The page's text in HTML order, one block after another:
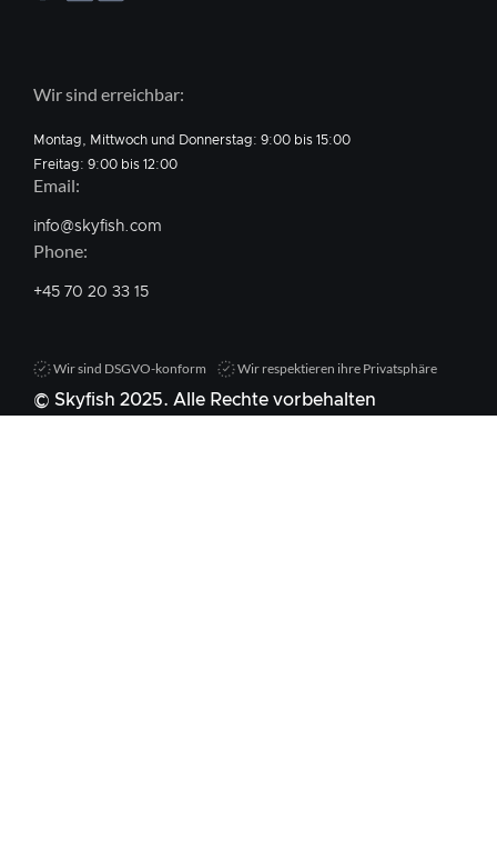
Wir sind erreichbar:
Montag, Mittwoch und Donnerstag: 9:00 bis 15:00
Freitag: 9:00 bis 12:00
Email:
info@skyfish.com
Phone:
+45 70 20 33 15
Wir sind DSGVO-konform Wir respektieren ihre Privatsphäre
© Skyfish 2025. Alle Rechte vorbehalten